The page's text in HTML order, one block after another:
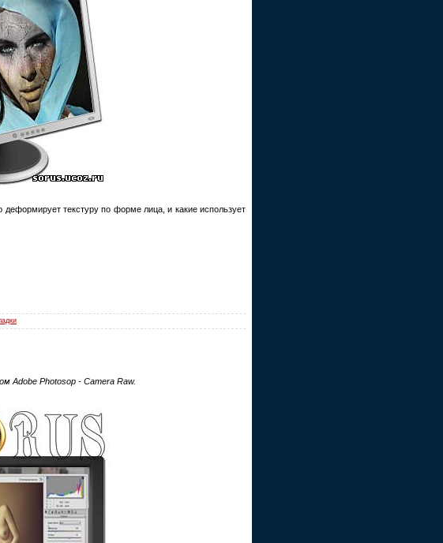
текстуру по форме лица, и какие использует
Adobe Photosop - Camera Raw.